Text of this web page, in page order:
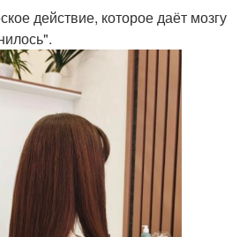
действие, которое даёт мозгу